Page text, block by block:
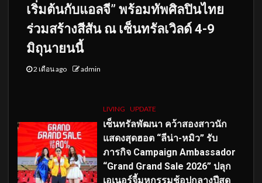
เริ่มต้นกับแอลจี” พร้อมทัพศิลปินไทย
ร่วมสร้างสีสัน ณ เซ็นทรัลเวิลด์ 4-9
มิถุนายนนี้
2 เดือน ago admin
LIVING UPDATE
เซ็นทรัลพัฒนา คว้าสองสาวนัก
แสดงสุดฮอต “ลีน่า-หมิว” รับ
ภารกิจ Campaign Ambassador
“Grand Grand Sale 2026” ปลุก
เอเนอร์จี้มหกรรมช้อปกลางปีสุด